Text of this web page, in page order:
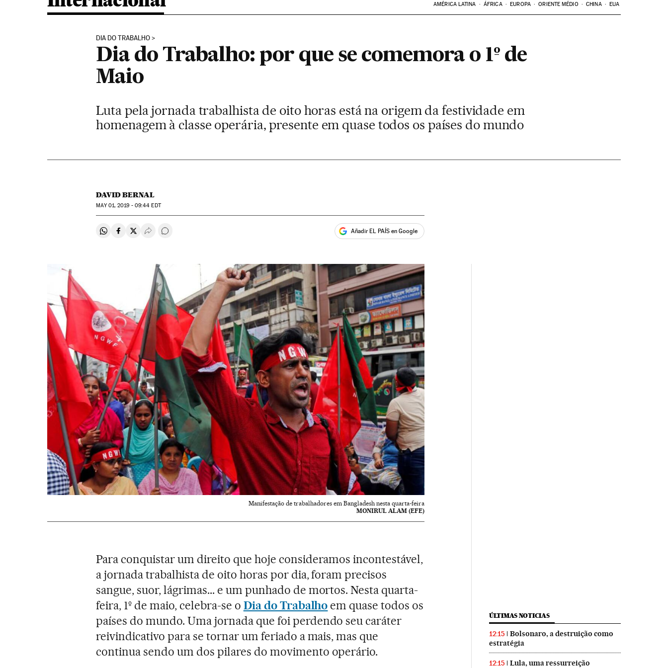
AMÉRICA LATINA ÁFRICA EUROPA ORIENTE MÉDIO CHINA EUA
DIA DO TRABALHO
Dia do Trabalho: por que se comemora o 1º de
Maio
Luta pela jornada trabalhista de oito horas está na origem da festividade em
homenagem à classe operária, presente em quase todos os países do mundo
DAVID BERNAL
MAY01, 2019 - 09:44 EDT
Compartir en Whatsapp
Compartir en Facebook
Compartir en Twitter
Desplegar Redes Sociales
Comentários Añadir EL PAÍS en Google
Manifestação de trabalhadores em Bangladesh nesta quarta-feira
MONIRUL ALAM (EFE)
Para conquistar um direito que hoje consideramos incontestável,
a jornada trabalhista de oito horas por dia, foram precisos
sangue, suor, lágrimas... e um punhado de mortos. Nesta quarta-
feira, 1º de maio, celebra-se o Dia do Trabalho em quase todos os
países do mundo. Uma jornada que foi perdendo seu caráter
reivindicativo para se tornar um feriado a mais, mas que
continua sendo um dos pilares do movimento operário.
ÚLTIMAS NOTICIAS
12:15
Bolsonaro, a destruição como
estratégia
12:15 Lula, uma ressurreição